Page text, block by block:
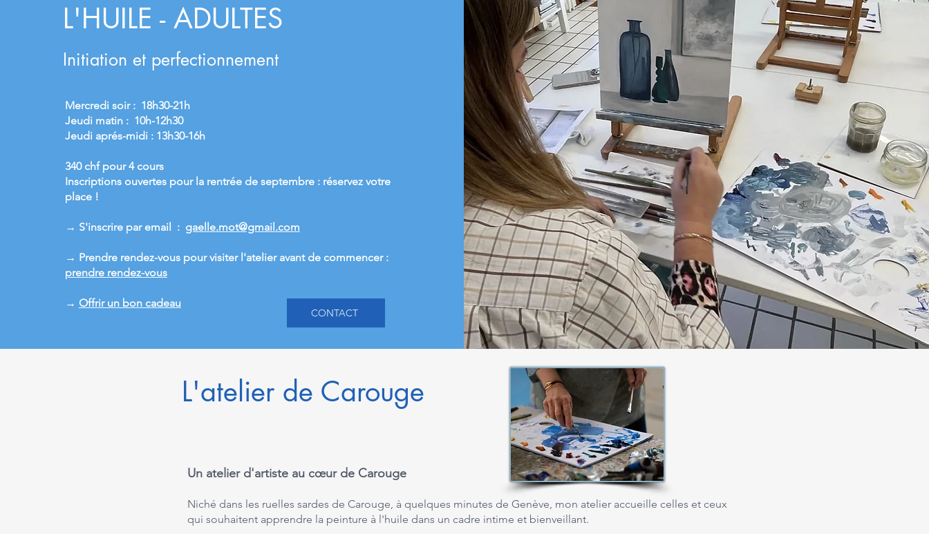
L'HUILE - ADULTES
Initiation et perfectionnement
Mercredi soir : 18h30-21h
Jeudi matin : 10h-12h30
Jeudi aprés-midi : 13h30-16h
340 chf pour 4 cours
Inscriptions ouvertes pour la rentrée de septembre : réservez votre
place !
→ S'inscrire par email : gaelle.mot@gmail.com
→ Prendre rendez-vous pour visiter l'atelier avant de commencer :
prendre rendez-vous
→ Offrir un bon cadeau
CONTACT
L'atelier de Carouge
Un atelier d'artiste au cœur de Carouge
Niché dans les ruelles sardes de Carouge, à quelques minutes de Genève, mon atelier accueille celles et ceux
qui souhaitent apprendre la peinture à l'huile dans un cadre intime et bienveillant.